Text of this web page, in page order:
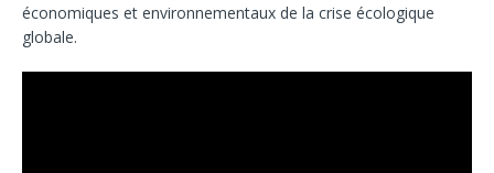
économiques et environnementaux de la crise écologique
globale.